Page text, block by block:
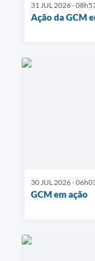
31 JUL 2026 -
Ação da GCM
30 JUL 2026 -
GCM em ação